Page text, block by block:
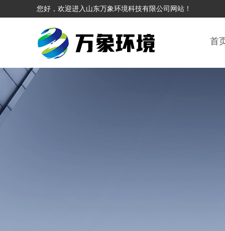
您好，欢迎进入山东万象环境科技有限公司网站！
首